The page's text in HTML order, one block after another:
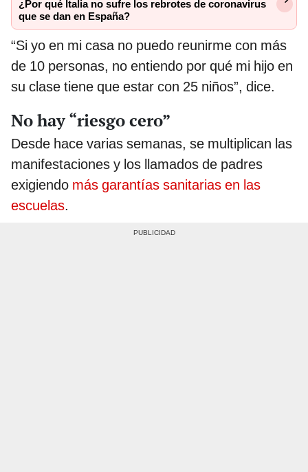
¿Por qué Italia no sufre los rebrotes de coronavirus
que se dan en España?
“Si yo en mi casa no puedo reunirme con más
de 10 personas, no entiendo por qué mi hijo en
su clase tiene que estar con 25 niños”, dice.
No hay “riesgo cero”
Desde hace varias semanas, se multiplican las
manifestaciones y los llamados de padres
exigiendo más garantías sanitarias en las
escuelas.